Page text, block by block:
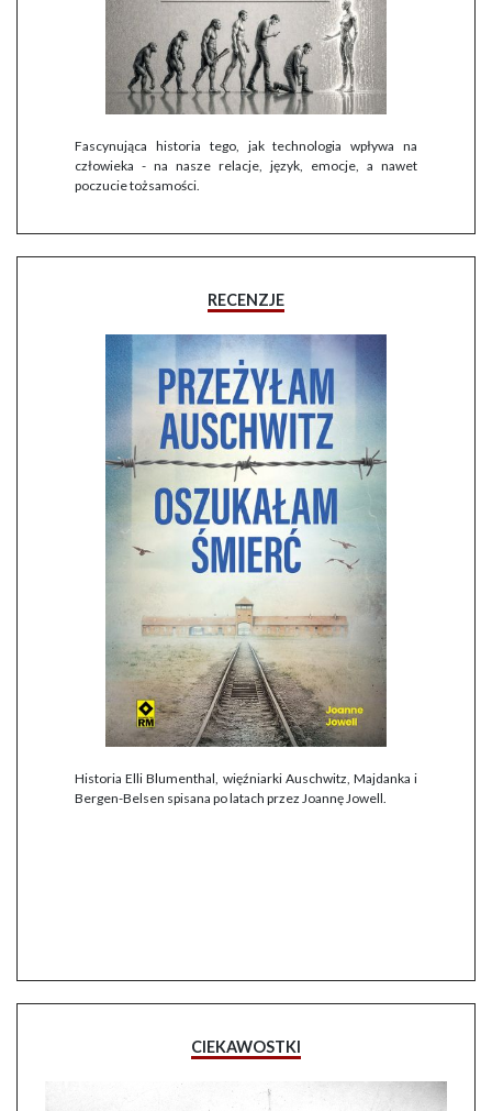
Fascynująca historia tego, jak technologia wpływa na
człowieka - na nasze relacje, język, emocje, a nawet
poczucie tożsamości.
RECENZJE
Historia Elli Blumenthal, więźniarki Auschwitz, Majdanka i
Bergen-Belsen spisana po latach przez Joannę Jowell.
CIEKAWOSTKI